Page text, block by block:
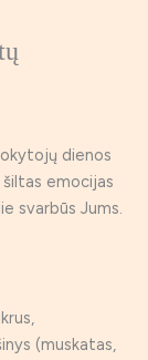
dienos
emocijas
svarbūs Jums.
(muskatas,